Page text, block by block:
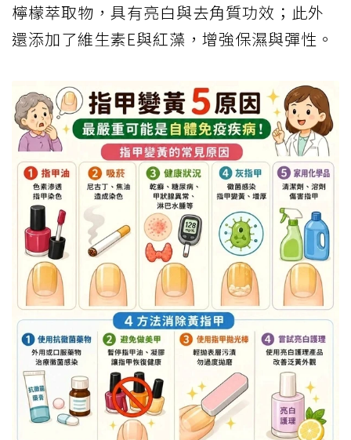
檸檬萃取物，具有亮白與去角質功效；此外
還添加了維生素E與紅藻，增強保濕與彈性。